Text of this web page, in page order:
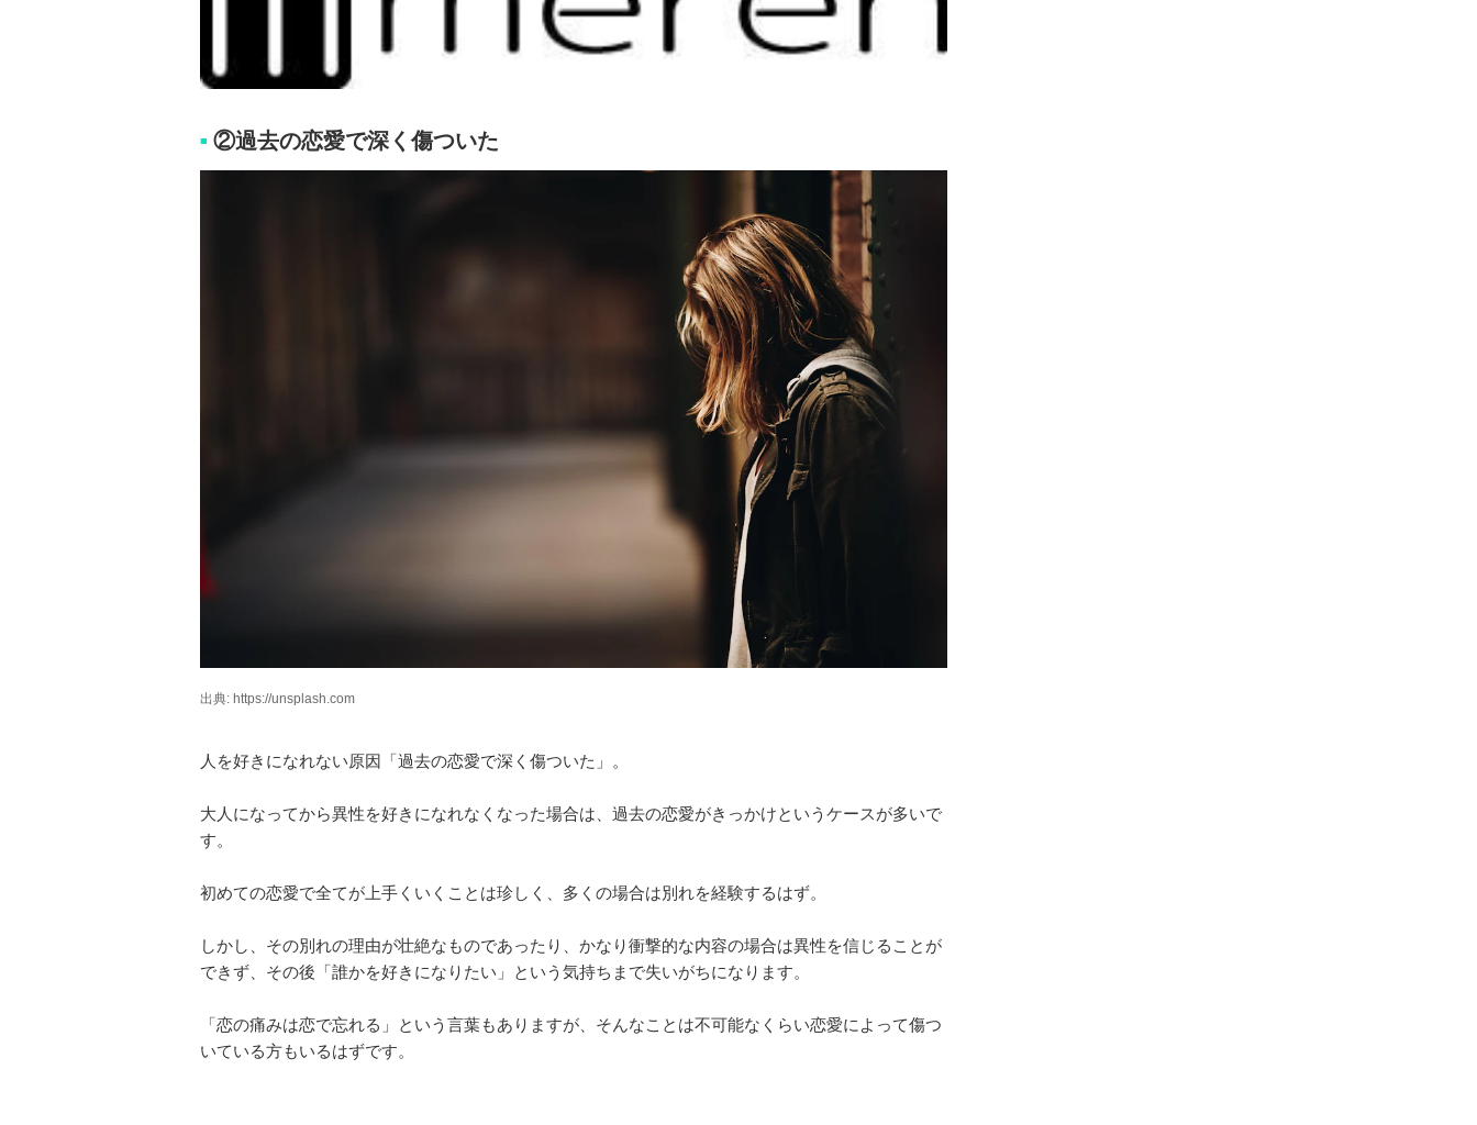
■ ②過去の恋愛で深く傷ついた
出典: https://unsplash.com
人を好きになれない原因「過去の恋愛で深く傷ついた」。
大人になってから異性を好きになれなくなった場合は、過去の恋愛がきっかけというケースが多いで
す。
初めての恋愛で全てが上手くいくことは珍しく、多くの場合は別れを経験するはず。
しかし、その別れの理由が壮絶なものであったり、かなり衝撃的な内容の場合は異性を信じることが
できず、その後「誰かを好きになりたい」という気持ちまで失いがちになります。
「恋の痛みは恋で忘れる」という言葉もありますが、そんなことは不可能なくらい恋愛によって傷つ
いている方もいるはずです。